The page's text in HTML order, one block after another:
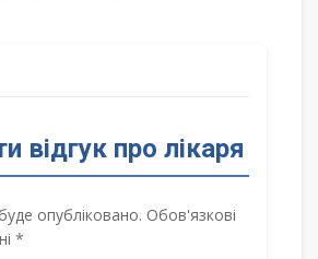
відгук про лікаря
опубліковано. Обов'язкові
*